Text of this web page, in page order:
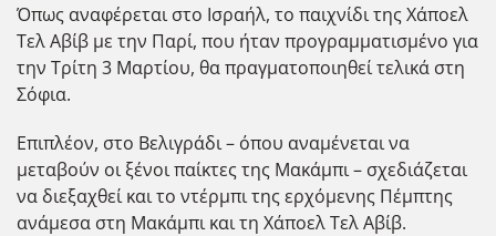
Όπως αναφέρεται στο Ισραήλ, το παιχνίδι της Χάποελ
Τελ Αβίβ με την Παρί, που ήταν προγραμματισμένο για
την Τρίτη 3 Μαρτίου, θα πραγματοποιηθεί τελικά στη
Σόφια.
Επιπλέον, στο Βελιγράδι – όπου αναμένεται να
μεταβούν οι ξένοι παίκτες της Μακάμπι – σχεδιάζεται
να διεξαχθεί και το ντέρμπι της ερχόμενης Πέμπτης
ανάμεσα στη Μακάμπι και τη Χάποελ Τελ Αβίβ.